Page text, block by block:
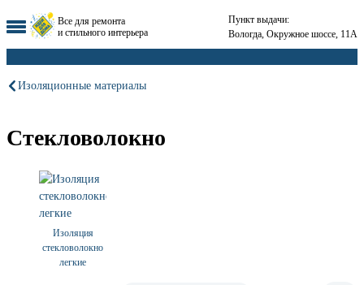
Все для ремонта
и стильного интерьера
Пункт выдачи:
Вологда, Окружное шоссе, 11А
Изоляционные материалы
Стекловолокно
Изоляция
стекловолокно
легкие